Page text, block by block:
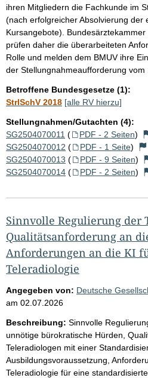
ihren Mitgliedern die Fachkunde im
(nach erfolgreicher Absolvierung der
Kursangebote).
prüfen daher die überarbeiteten
Rolle und melden dem BMUV ihre
der Stellungnahmeaufforderung vom
Betroffene Bundesgesetze (1):
StrlSchV 2018 [alle RV hierzu]
Stellungnahmen/Gutachten (4):
SG2504070011 ( PDF - 2 Seiten)
SG2504070012 ( PDF - 1 Seite)
SG2504070013 ( PDF - 9 Seiten)
SG2504070014 ( PDF - 2 Seiten)
Sinnvolle Regulierung der
Qualitätsanforderung an
Anforderungen an die KI
Teleradiologie
Angegeben von: Deutsche
am 02.07.2026
Beschreibung: Sinnvolle
unnötige bürokratische Hürden,
Teleradiologen mit einer
Ausbildungsvoraussetzung,
Teleradiologie für eine